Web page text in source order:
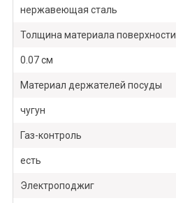
нержавеющая сталь
Толщина материала поверхности
0.07 см
Материал держателей посуды
чугун
Газ-контроль
есть
Электроподжиг